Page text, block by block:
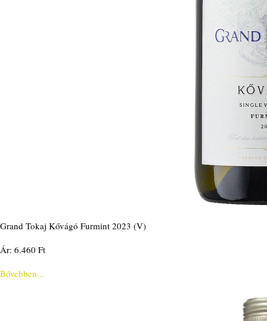
Grand Tokaj Kővágó Furmint 2023 (V)
Ár: 6.460 Ft
Bővebben...